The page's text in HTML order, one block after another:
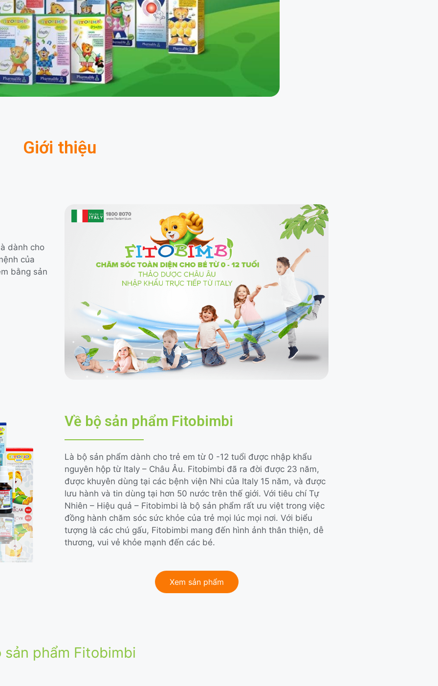
Giới thiệu
dành cho
của
bằng sản
Về bộ sản phẩm Fitobimbi
Là bộ sản phẩm dành cho trẻ em từ 0 -12 tuổi được nhập khẩu
nguyên hộp từ Italy – Châu Âu. Fitobimbi đã ra đời được 23 năm,
được khuyên dùng tại các bệnh viện Nhi của Italy 15 năm, và được
lưu hành và tin dùng tại hơn 50 nước trên thế giới. Với tiêu chí Tự
Nhiên – Hiệu quả – Fitobimbi là bộ sản phẩm rất ưu việt trong việc
đồng hành chăm sóc sức khỏe của trẻ mọi lúc mọi nơi. Với biểu
tượng là các chú gấu, Fitobimbi mang đến hình ảnh thân thiện, dễ
thương, vui vẻ khỏe mạnh đến các bé.
Xem sản phẩm
sản phẩm Fitobimbi